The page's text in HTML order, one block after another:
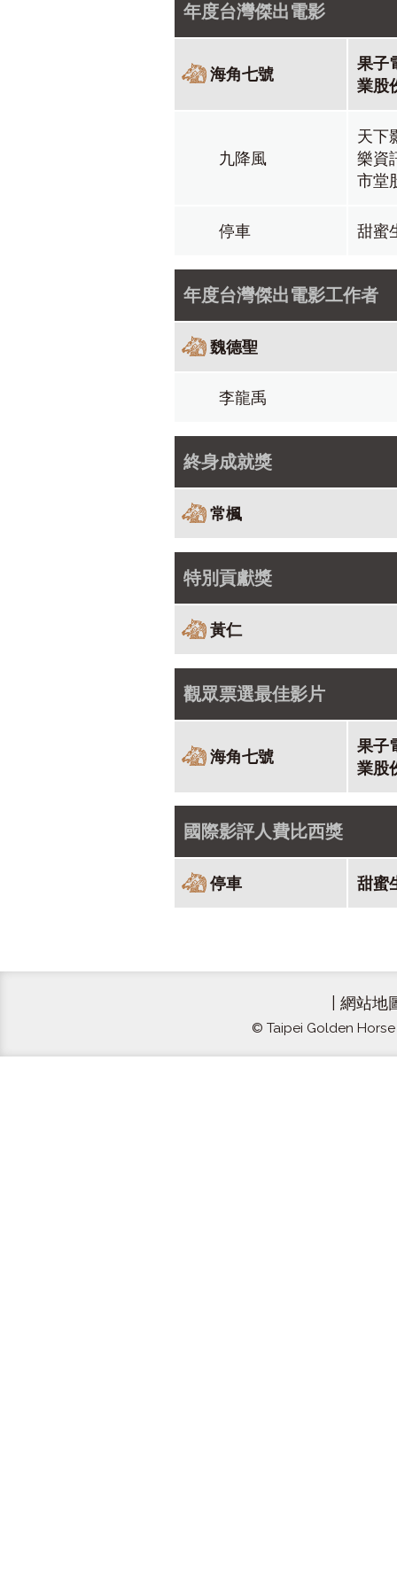
年度台灣傑出電影
海角七號
果子
業股
九降風
天下
樂資
市堂
停車 甜蜜
年度台灣傑出電影工作者
魏德聖
李龍禹
終身成就獎
常楓
特別貢獻獎
黃仁
觀眾票選最佳影片
海角七號
果子
業股
國際影評人費比西獎
停車 甜蜜
網站地
© Taipei Golden